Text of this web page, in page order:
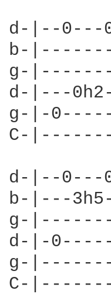
d-|--0---
b-
g-
d-|---
g-|-
C-
d-|--0---
b-|---
g-
d-|-
g-
C-